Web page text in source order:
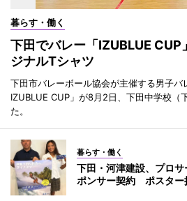
暮らす・働く
下田でバレー「IZUBLUE
ジナルTシャツ
下田市バレーボール協会が主催する男子バ
IZUBLUE CUP」が8月2日、下田中学校（
た。
暮らす・働く
下田・河津建設、プロ
ポンサー契約 ポスター